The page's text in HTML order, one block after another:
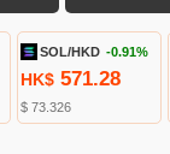
SOL/HKD -0.91%
HK$ 571.28
$ 73.326